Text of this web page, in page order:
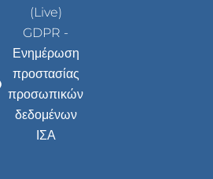
(Live)
GDPR -
Ενημέρωση
προστασίας
προσωπικών
δεδομένων
ΙΣΑ